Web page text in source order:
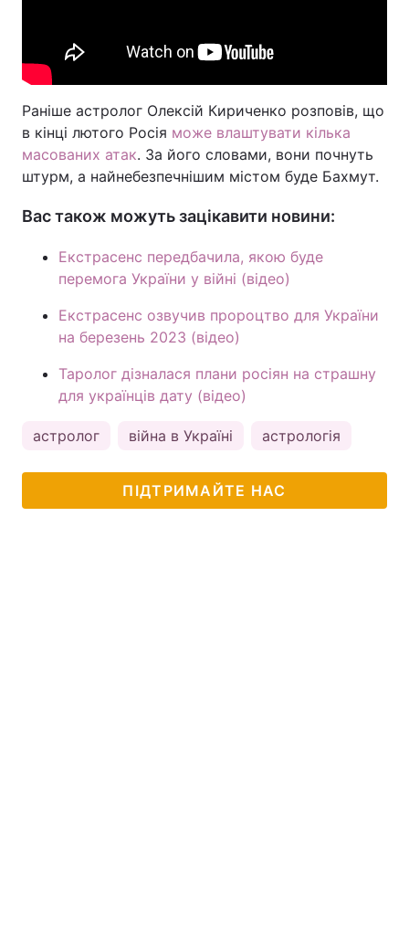
Раніше астролог Олексій Кириченко розповів, що
в кінці лютого Росія може влаштувати кілька
масованих атак. За його словами, вони почнуть
штурм, а найнебезпечнішим містом буде Бахмут.
Вас також можуть зацікавити новини:
Екстрасенс передбачила, якою буде
перемога України у війні (відео)
Екстрасенс озвучив пророцтво для України
на березень 2023 (відео)
Таролог дізналася плани росіян на страшну
для українців дату (відео)
астролог війна в Україні астрологія
ПІДТРИМАЙТЕ НАС